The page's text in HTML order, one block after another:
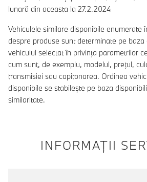
lunară din aceasta la 27.2.2024
Vehiculele similare disponibile enumerate
despre produse sunt determinate pe
vehiculul selectat în privința parametrilor
cum sunt, de exemplu, modelul, prețul,
transmisiei sau capitonarea. Ordinea
disponibile se stabilește pe baza
similaritate.
INFORMAŢII